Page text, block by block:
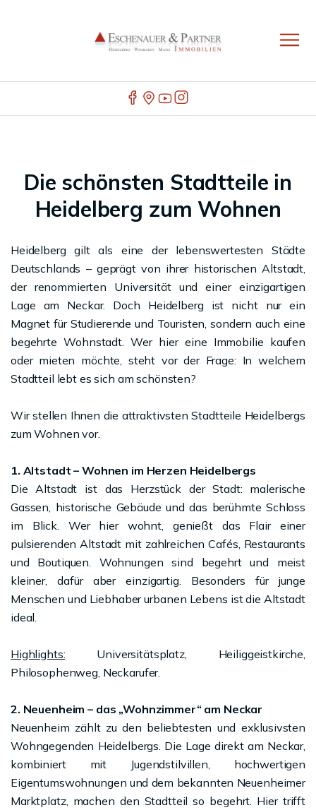
Die schönsten Stadtteile in
Heidelberg zum Wohnen
Heidelberg gilt als eine der lebenswertesten Städte
Deutschlands – geprägt von ihrer historischen Altstadt,
der renommierten Universität und einer einzigartigen
Lage am Neckar. Doch Heidelberg ist nicht nur ein
Magnet für Studierende und Touristen, sondern auch eine
begehrte Wohnstadt. Wer hier eine Immobilie kaufen
oder mieten möchte, steht vor der Frage: In welchem
Stadtteil lebt es sich am schönsten?
Wir stellen Ihnen die attraktivsten Stadtteile Heidelbergs
zum Wohnen vor.
1. Altstadt – Wohnen im Herzen Heidelbergs
Die Altstadt ist das Herzstück der Stadt: malerische
Gassen, historische Gebäude und das berühmte Schloss
im Blick. Wer hier wohnt, genießt das Flair einer
pulsierenden Altstadt mit zahlreichen Cafés, Restaurants
und Boutiquen. Wohnungen sind begehrt und meist
kleiner, dafür aber einzigartig. Besonders für junge
Menschen und Liebhaber urbanen Lebens ist die Altstadt
ideal.
Highlights: Universitätsplatz, Heiliggeistkirche,
Philosophenweg, Neckarufer.
2. Neuenheim – das „Wohnzimmer“ am Neckar
Neuenheim zählt zu den beliebtesten und exklusivsten
Wohngegenden Heidelbergs. Die Lage direkt am Neckar,
kombiniert mit Jugendstilvillen, hochwertigen
Eigentumswohnungen und dem bekannten Neuenheimer
Marktplatz, machen den Stadtteil so begehrt. Hier trifft